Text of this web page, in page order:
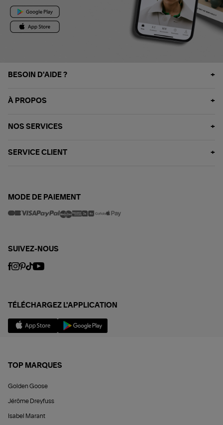
BESOIN D'AIDE ?
À PROPOS
NOS SERVICES
SERVICE CLIENT
MODE DE PAIEMENT
SUIVEZ-NOUS
TÉLÉCHARGEZ L'APPLICATION
TOP MARQUES
Golden Goose
Jérôme Dreyfuss
Isabel Marant